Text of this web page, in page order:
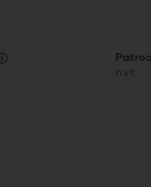
n.v.t.